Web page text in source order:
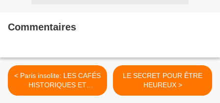
Commentaires
< Paris insolite: LES CAFÉS
HISTORIQUES ET
LITTÉRAIRES
LE SECRET POUR ÊTRE
HEUREUX >